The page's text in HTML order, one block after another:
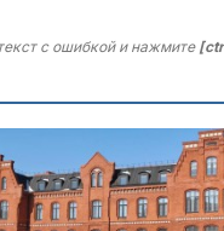
с ошибкой и нажмите